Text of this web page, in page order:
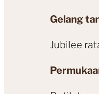
Gelang
Jubilee